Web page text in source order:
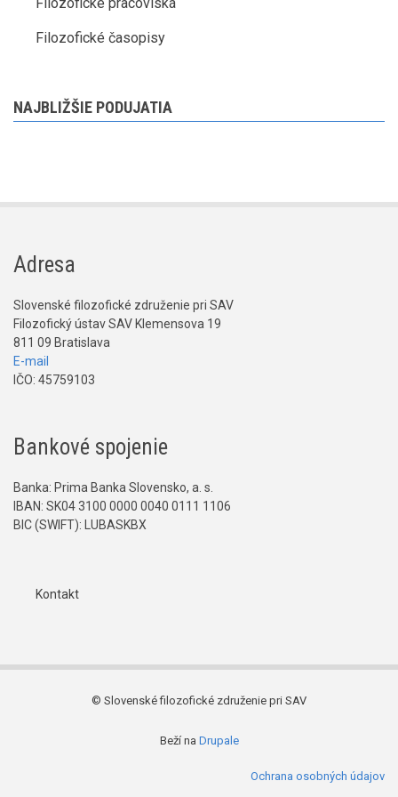
Filozofické pracoviská
Filozofické časopisy
NAJBLIŽŠIE PODUJATIA
Adresa
Slovenské filozofické združenie pri SAV
Filozofický ústav SAV Klemensova 19
811 09 Bratislava
E-mail
IČO: 45759103
Bankové spojenie
Banka: Prima Banka Slovensko, a. s.
IBAN: SK04 3100 0000 0040 0111 1106
BIC (SWIFT): LUBASKBX
Kontakt
© Slovenské filozofické združenie pri SAV
Beží na Drupale
Ochrana osobných údajov